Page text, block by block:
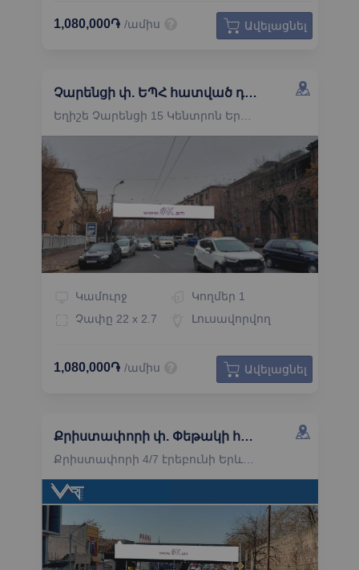
Ավելացնել
1,080,000֏ /ամիս
Չարենցի փ. ԵՊՀ հատված դեպի Կորյուն փ. կամուրջի ճակատ
Կամուրջ
Չափը 22 x 2.7
Կողմեր 1
Լուսավորվող
Ավելացնել
1,080,000֏ /ամիս
Քրիստափորի փ. Փեթակի հատված կամուրջի ճակատ դեպի Փեթակ առևտրի կենտրոն